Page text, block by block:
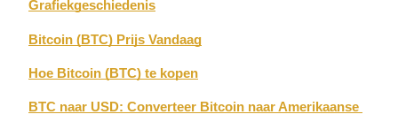
Leningen
Door crypto ondersteunde leenservice
Grafiekgeschiedenis
Bitcoin (BTC) Prijs Vandaag
Hoe Bitcoin (BTC) te kopen
BTC naar USD: Converteer Bitcoin naar Amerikaanse